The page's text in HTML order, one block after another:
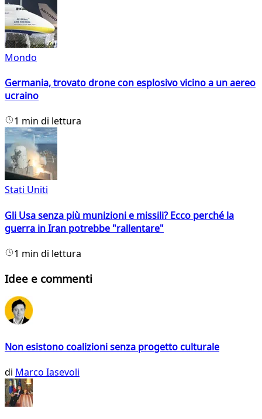
Mondo
Germania, trovato drone con esplosivo vicino a un aereo
ucraino
1 min di lettura
Stati Uniti
Gli Usa senza più munizioni e missili? Ecco perché la
guerra in Iran potrebbe "rallentare"
1 min di lettura
Idee e commenti
Non esistono coalizioni senza progetto culturale
di Marco Iasevoli